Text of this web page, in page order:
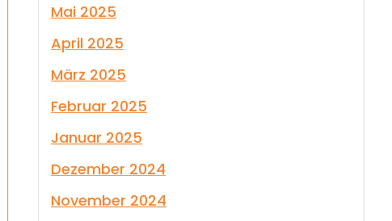
Mai 2025
April 2025
März 2025
Februar 2025
Januar 2025
Dezember 2024
November 2024